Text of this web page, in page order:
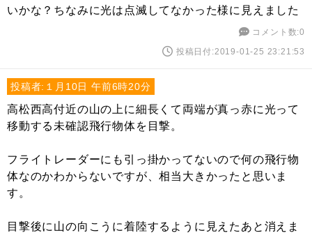
いかな？ちなみに光は点滅してなかった様に見えました
コメント数:0
投稿日付:2019-01-25 23:21:53
投稿者:１月10日 午前6時20分
高松西高付近の山の上に細長くて両端が真っ赤に光って
移動する未確認飛行物体を目撃。
フライトレーダーにも引っ掛かってないので何の飛行物
体なのかわからないですが、相当大きかったと思いま
す。
目撃後に山の向こうに着陸するように見えたあと消えま